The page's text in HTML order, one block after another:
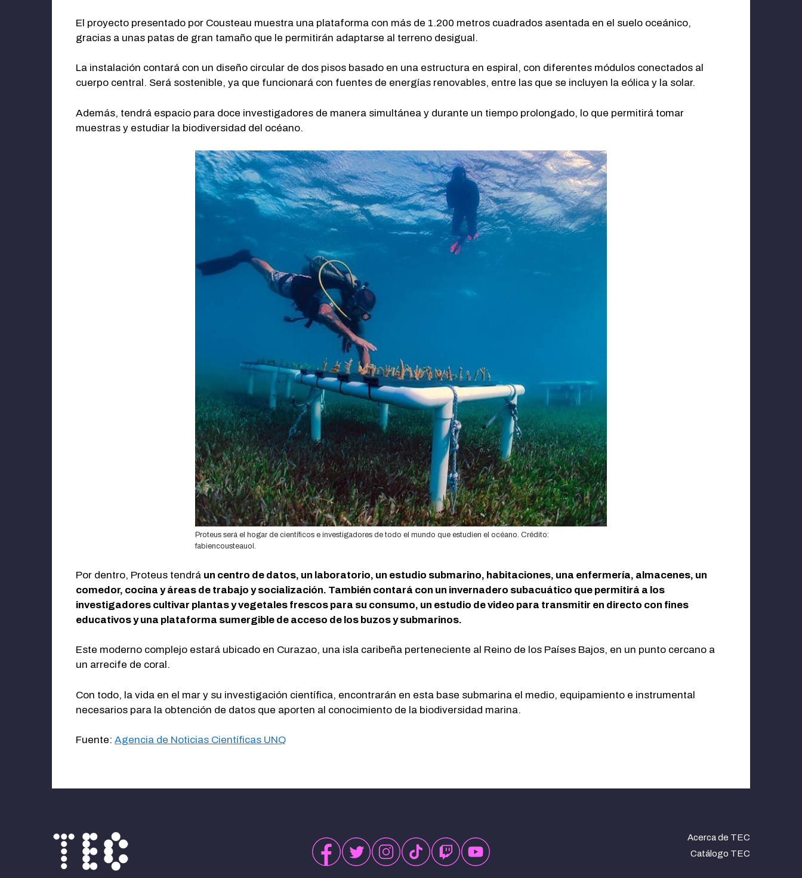
El proyecto presentado por Cousteau muestra una plataforma con más de 1.200 metros cuadrados asentada en el suelo oceánico,
gracias a unas patas de gran tamaño que le permitirán adaptarse al terreno desigual.
La instalación contará con un diseño circular de dos pisos basado en una estructura en espiral, con diferentes módulos conectados al
cuerpo central. Será sostenible, ya que funcionará con fuentes de energías renovables, entre las que se incluyen la eólica y la solar.
Además, tendrá espacio para doce investigadores de manera simultánea y durante un tiempo prolongado, lo que permitirá tomar
muestras y estudiar la biodiversidad del océano.
Proteus será el hogar de científicos e investigadores de todo el mundo que estudien el océano. Crédito:
fabiencousteauol.
Por dentro, Proteus tendrá un centro de datos, un laboratorio, un estudio submarino, habitaciones, una enfermería, almacenes, un
comedor, cocina y áreas de trabajo y socialización. También contará con un invernadero subacuático que permitirá a los
investigadores cultivar plantas y vegetales frescos para su consumo, un estudio de video para transmitir en directo con fines
educativos y una plataforma sumergible de acceso de los buzos y submarinos.
Este moderno complejo estará ubicado en Curazao, una isla caribeña perteneciente al Reino de los Países Bajos, en un punto cercano a
un arrecife de coral.
Con todo, la vida en el mar y su investigación científica, encontrarán en esta base submarina el medio, equipamiento e instrumental
necesarios para la obtención de datos que aporten al conocimiento de la biodiversidad marina.
Fuente: Agencia de Noticias Científicas UNQ
Acerca de TEC
Catálogo TEC